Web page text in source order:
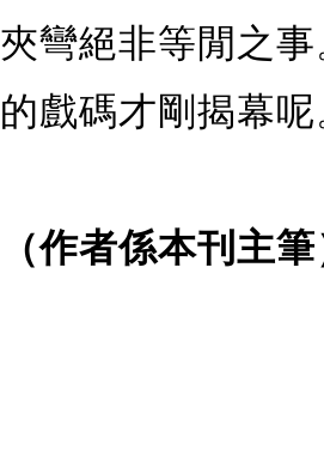
夾彎絕非等閒之
的戲碼才剛揭幕
（作者係本刊主